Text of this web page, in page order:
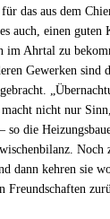
das aus dem
auch, einen guten
im Ahrtal zu
Gewerken sind
nicht nur
so die
Noch
dann kehren sie
Freundschaften